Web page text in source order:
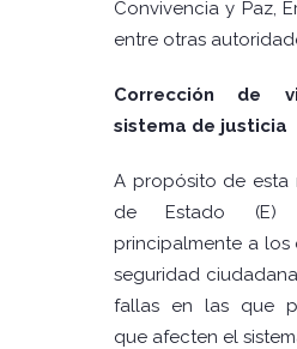
Convivencia y Paz,
entre otras
Corrección de
sistema de justicia
A propósito de esta
de Estado (E)
principalmente a los
seguridad
fallas en las que
que afecten el